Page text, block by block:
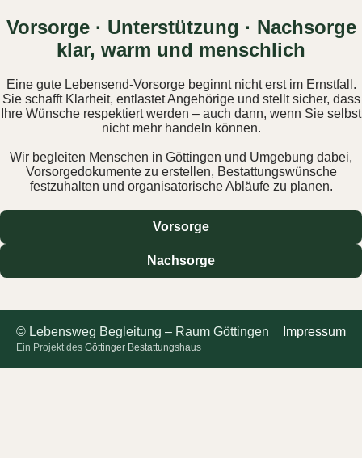
Vorsorge · Unterstützung · Nachsorge
klar, warm und menschlich
Eine gute Lebensend‑Vorsorge beginnt nicht erst im Ernstfall.
Sie schafft Klarheit, entlastet Angehörige und stellt sicher, dass
Ihre Wünsche respektiert werden – auch dann, wenn Sie selbst
nicht mehr handeln können.
Wir begleiten Menschen in Göttingen und Umgebung dabei,
Vorsorgedokumente zu erstellen, Bestattungswünsche
festzuhalten und organisatorische Abläufe zu planen.
Vorsorge
Nachsorge
© Lebensweg Begleitung – Raum Göttingen
Ein Projekt des Göttinger Bestattungshaus
Impressum